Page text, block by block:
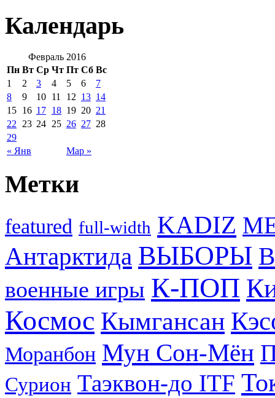
Календарь
Февраль 2016
Пн Вт Ср Чт Пт Сб Вс
« Янв Мар »
1 2 3 4 5 6
7
8
9 10 11 12 13 14
15 16 17 18 19 20 21
22
23 24 25 26 27 28
29
Метки
featured full-width KADIZ
Антарктида ВЫБОРЫ
военные игры К-ПОП
Космос Кымгансан
Моранбон Мун Сон-Мён
Сурион Таэквон-до ITF